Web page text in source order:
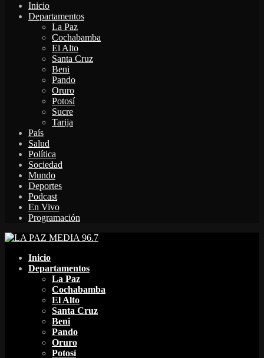
Inicio
Departamentos
La Paz
Cochabamba
El Alto
Santa Cruz
Beni
Pando
Oruro
Potosí
Sucre
Tarija
País
Salud
Política
Sociedad
Mundo
Deportes
Podcast
En Vivo
Programación
Inicio
Departamentos
La Paz
Cochabamba
El Alto
Santa Cruz
Beni
Pando
Oruro
Potosí